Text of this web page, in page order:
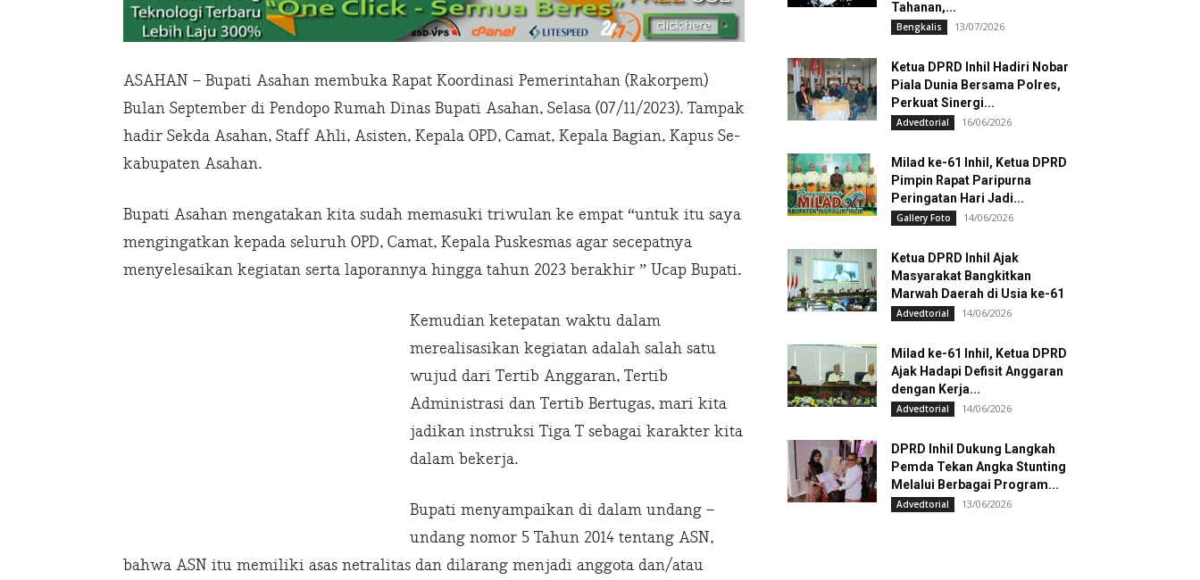
ASAHAN – Bupati Asahan membuka Rapat Koordinasi Pemerintahan (Rakorpem)
Bulan September di Pendopo Rumah Dinas Bupati Asahan, Selasa (07/11/2023). Tampak
hadir Sekda Asahan, Staff Ahli, Asisten, Kepala OPD, Camat, Kepala Bagian, Kapus Se-
kabupaten Asahan.
Bupati Asahan mengatakan kita sudah memasuki triwulan ke empat “untuk itu saya
mengingatkan kepada seluruh OPD, Camat, Kepala Puskesmas agar secepatnya
menyelesaikan kegiatan serta laporannya hingga tahun 2023 berakhir ” Ucap Bupati.
Kemudian ketepatan waktu dalam
merealisasikan kegiatan adalah salah satu
wujud dari Tertib Anggaran, Tertib
Administrasi dan Tertib Bertugas, mari kita
jadikan instruksi Tiga T sebagai karakter kita
dalam bekerja.
Bupati menyampaikan di dalam undang –
undang nomor 5 Tahun 2014 tentang ASN,
bahwa ASN itu memiliki asas netralitas dan dilarang menjadi anggota dan/atau
Tahanan,...
Bengkalis 13/07/2026
Ketua DPRD Inhil Hadiri Nobar
Piala Dunia Bersama Polres,
Perkuat Sinergi...
Advedtorial 16/06/2026
Milad ke-61 Inhil, Ketua DPRD
Pimpin Rapat Paripurna
Peringatan Hari Jadi...
Gallery Foto 14/06/2026
Ketua DPRD Inhil Ajak
Masyarakat Bangkitkan
Marwah Daerah di Usia ke-61
Advedtorial 14/06/2026
Milad ke-61 Inhil, Ketua DPRD
Ajak Hadapi Defisit Anggaran
dengan Kerja...
Advedtorial 14/06/2026
DPRD Inhil Dukung Langkah
Pemda Tekan Angka Stunting
Melalui Berbagai Program...
Advedtorial 13/06/2026